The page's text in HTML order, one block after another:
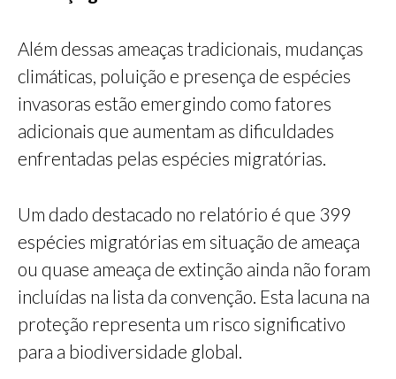
Além dessas ameaças tradicionais, mudanças
climáticas, poluição e presença de espécies
invasoras estão emergindo como fatores
adicionais que aumentam as dificuldades
enfrentadas pelas espécies migratórias.
Um dado destacado no relatório é que 399
espécies migratórias em situação de ameaça
ou quase ameaça de extinção ainda não foram
incluídas na lista da convenção. Esta lacuna na
proteção representa um risco significativo
para a biodiversidade global.